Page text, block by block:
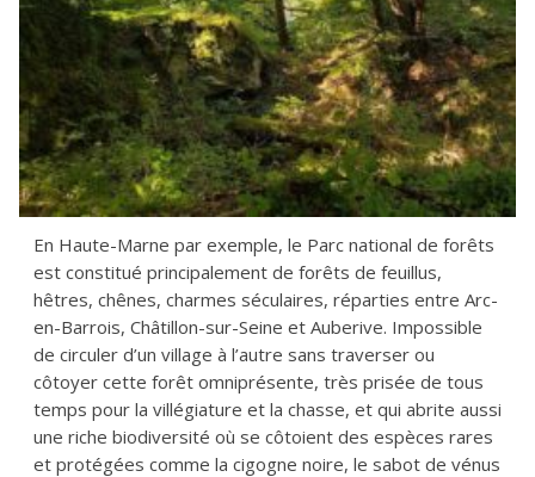
En Haute-Marne par exemple, le Parc national de forêts
est constitué principalement de forêts de feuillus,
hêtres, chênes, charmes séculaires, réparties entre Arc-
en-Barrois, Châtillon-sur-Seine et Auberive. Impossible
de circuler d’un village à l’autre sans traverser ou
côtoyer cette forêt omniprésente, très prisée de tous
temps pour la villégiature et la chasse, et qui abrite aussi
une riche biodiversité où se côtoient des espèces rares
et protégées comme la cigogne noire, le sabot de vénus